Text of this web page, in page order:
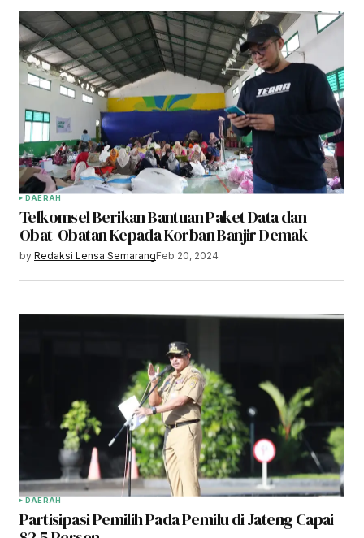
DAERAH
Telkomsel Berikan Bantuan Paket Data dan
Obat-Obatan Kepada Korban Banjir Demak
by Redaksi Lensa SemarangFeb 20, 2024
DAERAH
Partisipasi Pemilih Pada Pemilu di Jateng Capai